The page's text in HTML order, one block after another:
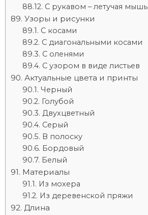
С рукавом – летучая мышь
Узоры и рисунки
С косами
С диагональными косами
С оленями
С узором в виде листьев
Актуальные цвета и принты
Черный
Голубой
Двухцветный
Серый
В полоску
Бордовый
Белый
Материалы
Из мохера
Из деревенской пряжи
Длина